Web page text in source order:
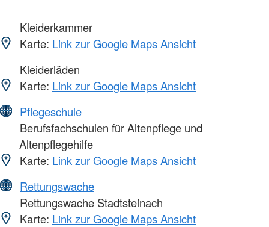
Kleiderkammer
Karte: Link zur Google Maps Ansicht
Kleiderläden
Karte: Link zur Google Maps Ansicht
Pflegeschule
Berufsfachschulen für Altenpflege und
Altenpflegehilfe
Karte: Link zur Google Maps Ansicht
Rettungswache
Rettungswache Stadtsteinach
Karte: Link zur Google Maps Ansicht